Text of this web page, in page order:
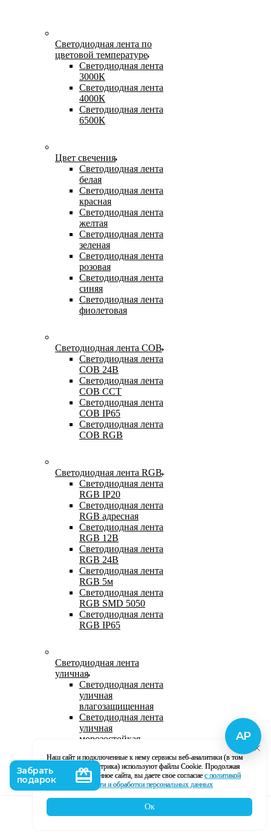
Светодиодная лента по
цветовой температуре
Светодиодная лента
3000К
Светодиодная лента
4000К
Светодиодная лента
6500К
Цвет свечения
Светодиодная лента
белая
Светодиодная лента
красная
Светодиодная лента
желтая
Светодиодная лента
зеленая
Светодиодная лента
розовая
Светодиодная лента
синяя
Светодиодная лента
фиолетовая
Светодиодная лента COB
Светодиодная лента
COB 24В
Светодиодная лента
COB CCT
Светодиодная лента
COB IP65
Светодиодная лента
COB RGB
Светодиодная лента RGB
Светодиодная лента
RGB IP20
Светодиодная лента
RGB адресная
Светодиодная лента
RGB 12В
Светодиодная лента
RGB 24В
Светодиодная лента
RGB 5м
Светодиодная лента
RGB SMD 5050
Светодиодная лента
RGB IP65
Светодиодная лента
уличная
Светодиодная лента
уличная
влагозащищенная
Светодиодная лента
уличная
морозостойкая
светодиодная лента
220В
Светодиодная лента
уличная в силиконе
Наш сайт и подключенные к нему сервисы веб-аналитики (в том
числе, Яндекс Метрика) используют файлы Cookie. Продолжая
использование данное сайта, вы даете свое согласие с политикой
кофиденциальности и обработки персональных данных
Ок